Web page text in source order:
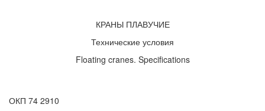
КРАНЫ ПЛАВУЧИЕ
Технические условия
Floating cranes. Specifications
ОКП 74 2910